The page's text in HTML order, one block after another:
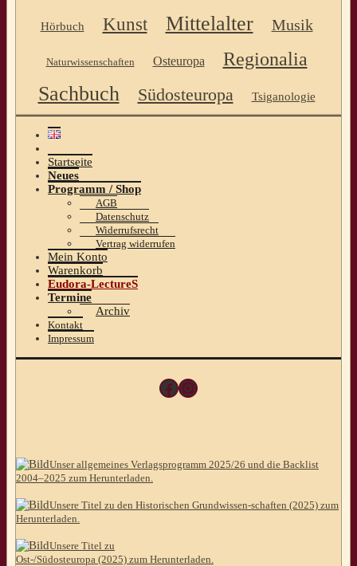
Hörbuch Kunst Mittelalter Musik
Naturwissenschaften Osteuropa Regionalia
Sachbuch Südosteuropa Tsiganologie
Startseite
Neues
Programm / Shop
AGB
Datenschutz
Widerrufsrecht
Vertrag widerrufen
Mein Konto
Warenkorb
Eudora-LectureS
Termine
Archiv
Kontakt
Impressum
Facebook
Instagram
Unser allgemeines Verlagsprogramm 2025/26 und die Backlist
2004–2025 zum Herunterladen.
Unsere Titel zu den Historischen Grundwissen-schaften (2025) zum
Herunterladen.
Unsere Titel zu
Ost-/Südosteuropa (2025) zum Herunterladen.